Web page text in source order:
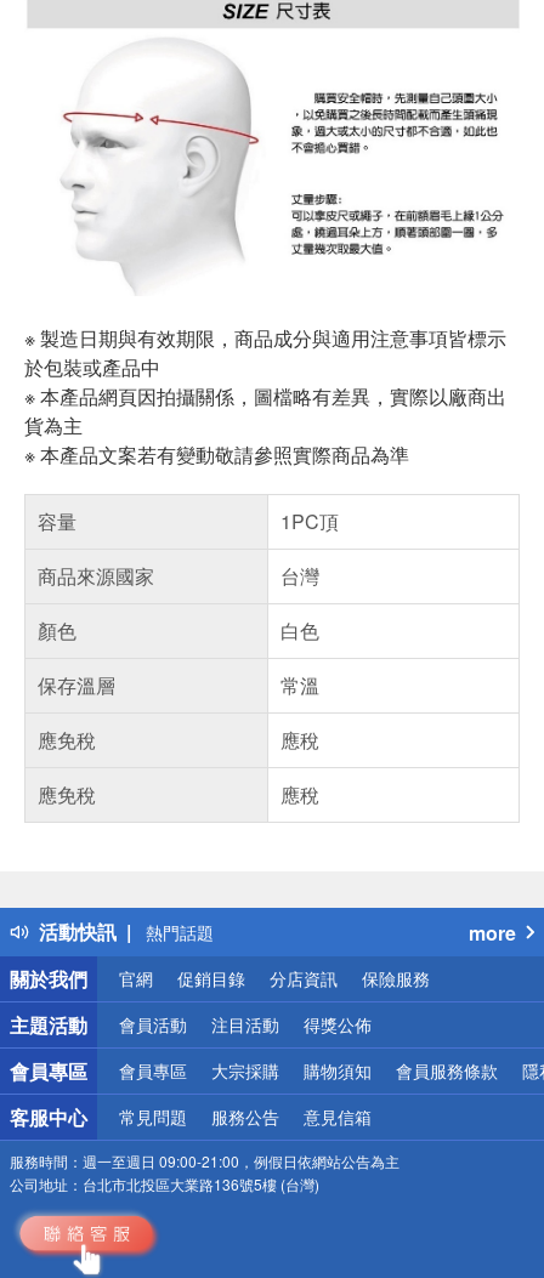
※ 製造日期與有效期限，商品成分與適用注意事項皆標示
於包裝或產品中
※ 本產品網頁因拍攝關係，圖檔略有差異，實際以廠商出
貨為主
※ 本產品文案若有變動敬請參照實際商品為準
容量
1PC頂
商品來源國家
台灣
顏色
白色
保存溫層
常溫
應免稅
應稅
應免稅
應稅
活動快訊
得獎公告
熱門話題
銀行優惠
偏遠地區配送
詐騙網頁！請小心！
more
關於我們
官網 促銷目錄 分店資訊 保險服務
主題活動 會員活動 注目活動 得獎公佈
會員專區 會員專區 大宗採購 購物須知 會員服務條款 隱
客服中心 常見問題 服務公告 意見信箱
服務時間： 週一至週日 09:00-21:00，例假日依網站公告為主
公司地址： 台北市北投區大業路136號5樓 (台灣)